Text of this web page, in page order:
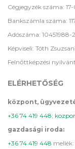
Cégjegyzék száma:
Bankszámla száma:
Adószáma: 10451988-
Képviseli: Tóth
Felnőttképzési
ELÉRHETŐSÉG
központ,
+36 74 419 448;
gazdasági iroda:
+36 74 419 448 mellék: